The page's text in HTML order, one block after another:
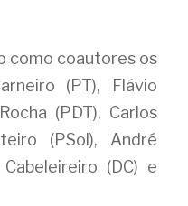
como coautores os
(PT), Flávio
(PDT), Carlos
(PSol), André
(DC) e